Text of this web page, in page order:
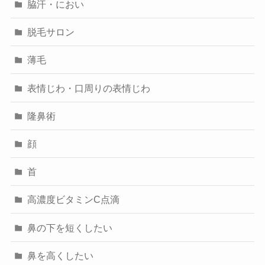
脇汗・におい
脱毛サロン
薄毛
表情じわ・口周りの表情じわ
隆鼻術
顔
首
高濃度ビタミンC点滴
鼻の下を短くしたい
鼻を高くしたい